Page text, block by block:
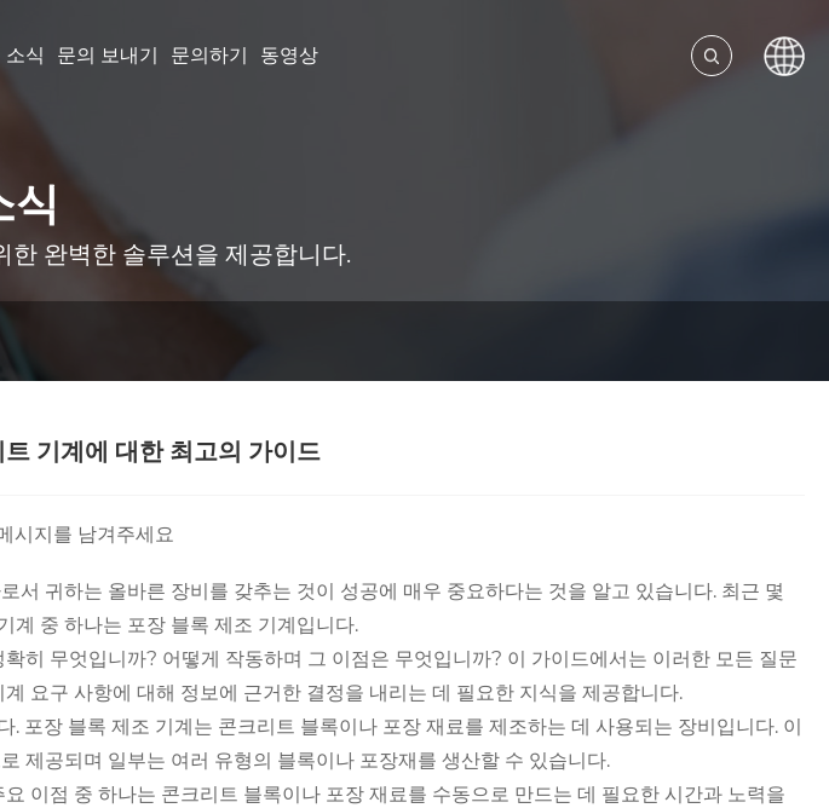
소식 문의 보내기 문의하기 동영상
식
완벽한 솔루션을 제공합니다.
기계에 대한 최고의 가이드
시지를 남겨주세요
서 귀하는 올바른 장비를 갖추는 것이 성공에 매우 중요하다는 것을 알고 있습니다. 최근 몇
계 중 하나는 포장 블록 제조 기계입니다.
히 무엇입니까? 어떻게 작동하며 그 이점은 무엇입니까? 이 가이드에서는 이러한 모든 질문
요구 사항에 대해 정보에 근거한 결정을 내리는 데 필요한 지식을 제공합니다.
. 포장 블록 제조 기계는 콘크리트 블록이나 포장 재료를 제조하는 데 사용되는 장비입니다. 이
제공되며 일부는 여러 유형의 블록이나 포장재를 생산할 수 있습니다.
이점 중 하나는 콘크리트 블록이나 포장 재료를 수동으로 만드는 데 필요한 시간과 노력을